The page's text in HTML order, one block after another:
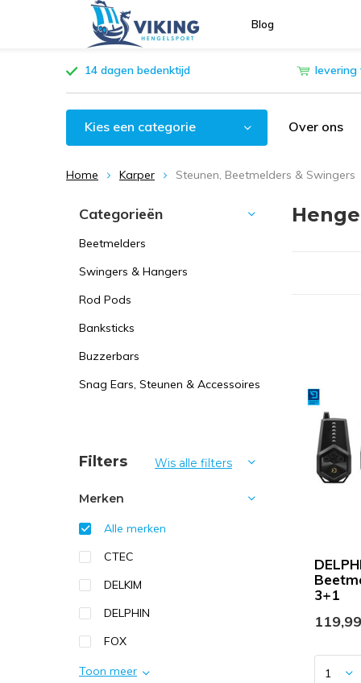
Blog
14 dagen bedenktijd levering
Kies een categorie Over ons
Home Karper Steunen, Beetmelders & Swingers
3+1
119,99
Categorieën
Beetmelders
Swingers & Hangers
Rod Pods
Banksticks
Buzzerbars
Snag Ears, Steunen & Accessoires
Sorteren op:
Filters Wis alle filters
Merken
Alle merken
CTEC
DELKIM
DELPHIN
FOX
Toon meer